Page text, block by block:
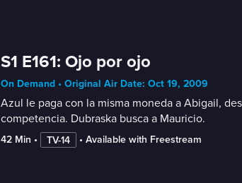
S1 E161: Ojo por ojo
On Demand • Original Air Date: Oct 19, 2009
Azul le paga con la misma moneda a Abigail,
competencia. Dubraska busca a Mauricio.
42 Min • TV-14 • Available with Freestream